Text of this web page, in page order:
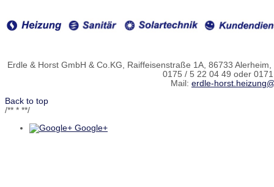
Erdle & Horst GmbH & Co.KG, Raiffeisenstraße 1A, 86733
0175 / 5 22 04 49 oder
Mail: erdle-
Back to top
/** * **/
Google+